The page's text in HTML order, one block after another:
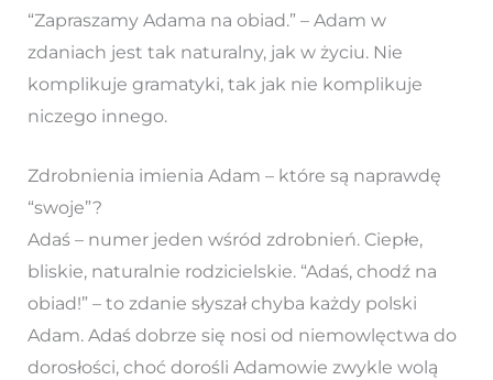
“Zapraszamy Adama na obiad.” – Adam w
zdaniach jest tak naturalny, jak w życiu. Nie
komplikuje gramatyki, tak jak nie komplikuje
niczego innego.
Zdrobnienia imienia Adam – które są naprawdę
“swoje”?
Adaś – numer jeden wśród zdrobnień. Ciepłe,
bliskie, naturalnie rodzicielskie. “Adaś, chodź na
obiad!” – to zdanie słyszał chyba każdy polski
Adam. Adaś dobrze się nosi od niemowlęctwa do
dorosłości, choć dorośli Adamowie zwykle wolą